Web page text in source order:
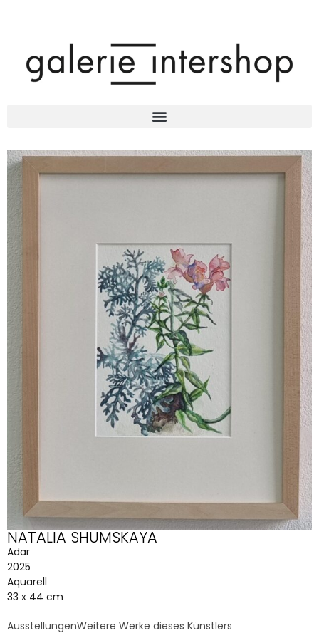
NATALIA SHUMSKAYA
Adar
2025
Aquarell
33 x 44 cm
AusstellungenWeitere Werke dieses Künstlers